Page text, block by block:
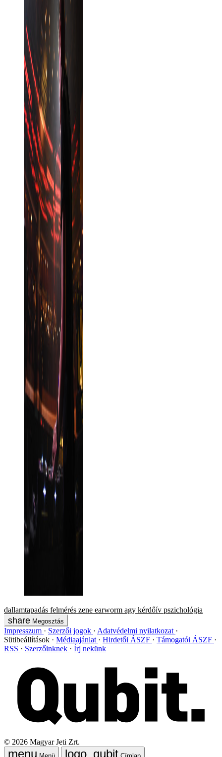
dallamtapadás felmérés zene earworm agy kérdőív pszichológia
Megosztás
Impresszum Szerzői jogok
Adatvédelmi nyilatkozat
Sütibeállítások
Médiaajánlat Hirdetői ÁSZF
Támogatói ÁSZF
RSS
Szerzőinknek Írj nekünk
© 2026 Magyar Jeti Zrt.